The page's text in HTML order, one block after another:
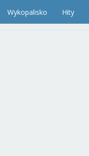
Wykopalisko Hity